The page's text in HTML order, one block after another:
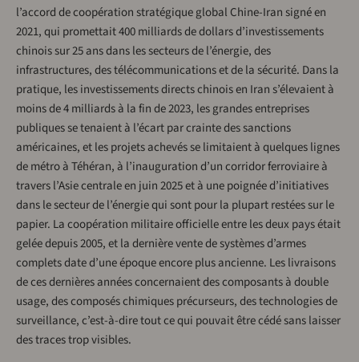
l’accord de coopération stratégique global Chine-Iran signé en
2021, qui promettait 400 milliards de dollars d’investissements
chinois sur 25 ans dans les secteurs de l’énergie, des
infrastructures, des télécommunications et de la sécurité. Dans la
pratique, les investissements directs chinois en Iran s’élevaient à
moins de 4 milliards à la fin de 2023, les grandes entreprises
publiques se tenaient à l’écart par crainte des sanctions
américaines, et les projets achevés se limitaient à quelques lignes
de métro à Téhéran, à l’inauguration d’un corridor ferroviaire à
travers l’Asie centrale en juin 2025 et à une poignée d’initiatives
dans le secteur de l’énergie qui sont pour la plupart restées sur le
papier. La coopération militaire officielle entre les deux pays était
gelée depuis 2005, et la dernière vente de systèmes d’armes
complets date d’une époque encore plus ancienne. Les livraisons
de ces dernières années concernaient des composants à double
usage, des composés chimiques précurseurs, des technologies de
surveillance, c’est-à-dire tout ce qui pouvait être cédé sans laisser
des traces trop visibles.